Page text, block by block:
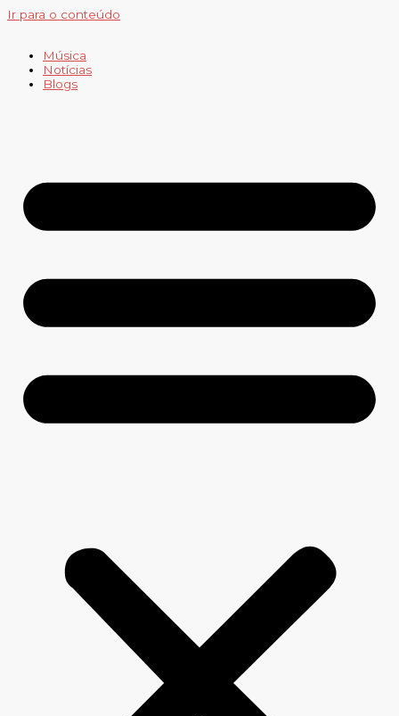
Ir para o conteúdo
Música
Notícias
Blogs